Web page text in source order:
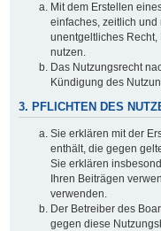
Mit dem Erstellen
einfaches, zeitlich und
unentgeltliches Recht,
nutzen.
Das Nutzungsrecht
Kündigung des
3. PFLICHTEN DES
Sie erklären mit der
enthält, die gegen
Sie erklären
Ihren Beiträgen
verwenden.
Der Betreiber des
gegen diese